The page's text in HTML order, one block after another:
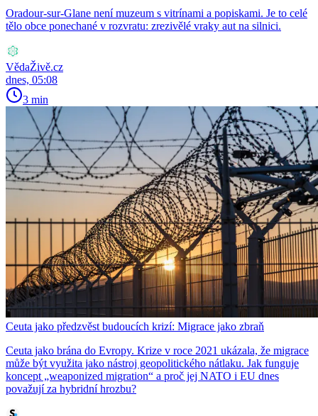
Oradour-sur-Glane není muzeum s vitrínami a popiskami. Je to celé
tělo obce ponechané v rozvratu: zrezivělé vraky aut na silnici.
VědaŽivě.cz
dnes, 05:08
3 min
Ceuta jako předzvěst budoucích krizí: Migrace jako zbraň
Ceuta jako brána do Evropy. Krize v roce 2021 ukázala, že migrace
může být využita jako nástroj geopolitického nátlaku. Jak funguje
koncept „weaponized migration“ a proč jej NATO i EU dnes
považují za hybridní hrozbu?